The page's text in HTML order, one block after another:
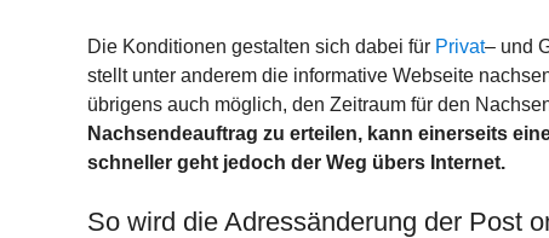
Die Konditionen gestalten sich dabei für Privat– und
stellt unter anderem die informative Webseite
übrigens auch möglich, den Zeitraum für den
Nachsendeauftrag zu erteilen, kann einerseits
schneller geht jedoch der Weg übers Internet.
So wird die Adressänderung der Post